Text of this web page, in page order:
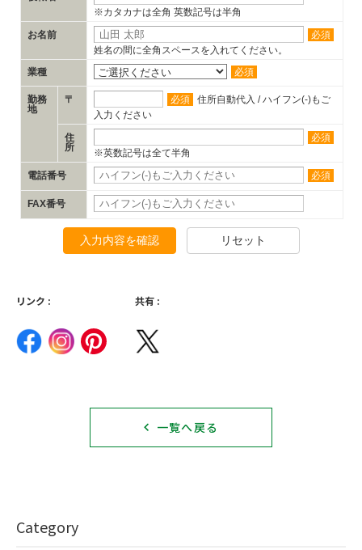
※カタカナは全角 英数記号は半角
お名前
必須
姓名の間に全角スペースを入れてください。
業種
必須
勤務
地
〒 必須
住所自動代入 / ハイフン(-)もご
入力ください
住
所
必須
※英数記号は全て半角
電話番号
必須
FAX番号
入力内容を確認 リセット
リンク : 共有 :
一覧へ戻る
Category